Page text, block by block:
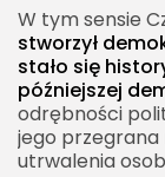
W tym sensie
stworzył
stało się
późniejszej
odrębności
jego przegrana
utrwalenia